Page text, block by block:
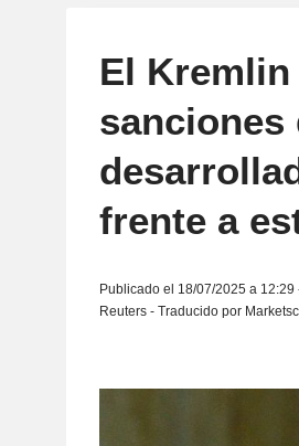
El
sanciones
frente a
Publicado el 18/07/2025 a
Reuters - Traducido por